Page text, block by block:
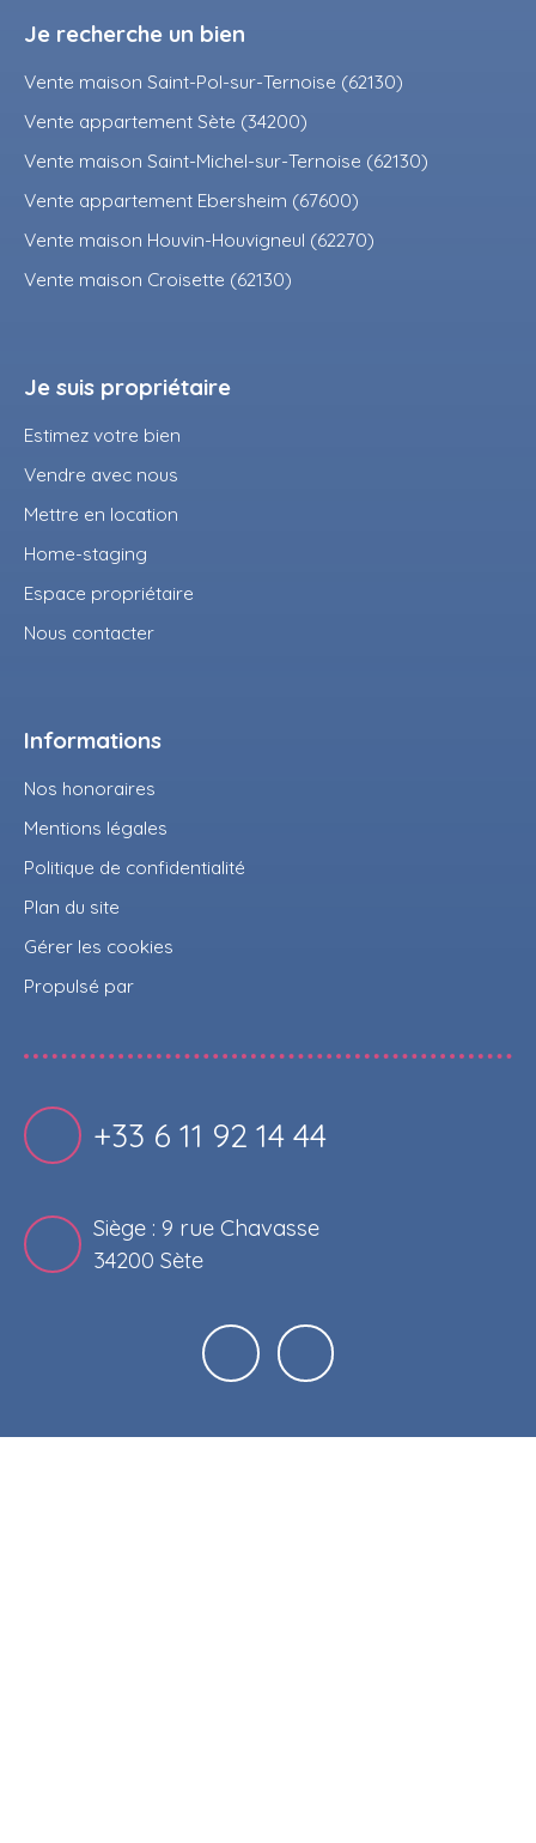
Je recherche un bien
Vente maison Saint-Pol-sur-Ternoise (62130)
Vente appartement Sète (34200)
Vente maison Saint-Michel-sur-Ternoise (62130)
Vente appartement Ebersheim (67600)
Vente maison Houvin-Houvigneul (62270)
Vente maison Croisette (62130)
Je suis propriétaire
Estimez votre bien
Vendre avec nous
Mettre en location
Home-staging
Espace propriétaire
Nous contacter
Informations
Nos honoraires
Mentions légales
Politique de confidentialité
Plan du site
Gérer les cookies
Propulsé par
+33 6 11 92 14 44
Siège : 9 rue Chavasse
34200 Sète